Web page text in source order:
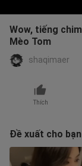
Wow, tiếng
Mèo Tom
shaqimaer
Thích
Đề xuất cho bạn